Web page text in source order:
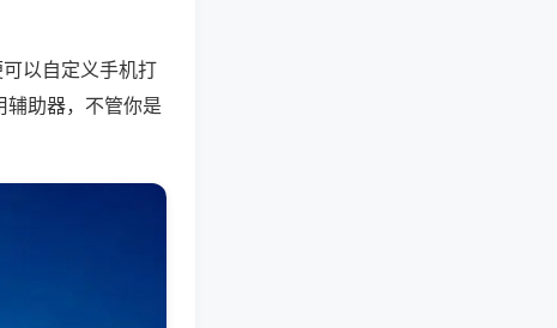
以自定义手机打
辅助器，不管你是